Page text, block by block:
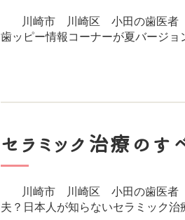
川崎市 川崎区 小田の歯医者
歯ッピー情報コーナーが夏バージョ
セラミック治療のす
川崎市 川崎区 小田の歯医者
夫？日本人が知らないセラミック